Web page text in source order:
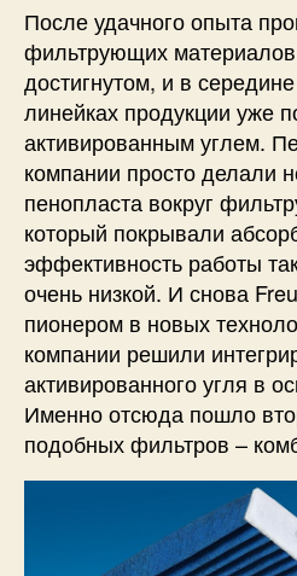
После удачного опыта
фильтрующих
достигнутом, и в
линейках продукции уже
активированным углем.
компании просто делали
пенопласта вокруг
который покрывали
эффективность работы
очень низкой. И снова
пионером в новых
компании решили
активированного угля в
Именно отсюда пошло
подобных фильтров –